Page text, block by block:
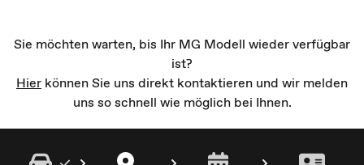
Sie möchten warten, bis Ihr MG Modell wieder verfügbar
ist?
Hier können Sie uns direkt kontaktieren und wir melden
uns so schnell wie möglich bei Ihnen.